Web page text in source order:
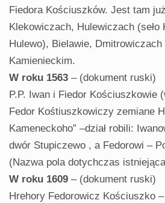
Fiedora Kościuszków. Jest tam
Klekowiczach, Hulewiczach (seło
Hulewo), Bielawie,
Kamienieckim.
W roku 1563 – (dokument ruski)
P.P. Iwan i Fiedor Kościuszkowie
Fedor Kośtiuszkowiczy zemiane
Kameneckoho” –dział robili:
dwór Stupiczewo , a Fedorowi –
(Nazwa pola dotychczas
W roku 1609 – (dokument ruski)
Hrehory Fedorowicz Kościuszko